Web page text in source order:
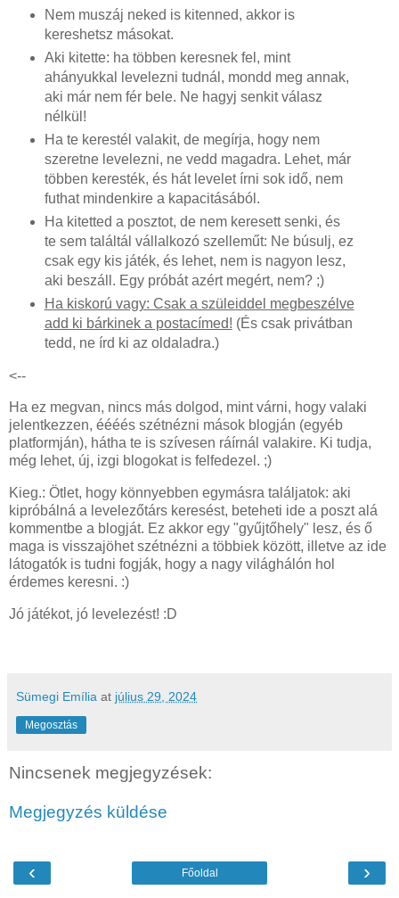
Nem muszáj neked is kitenned, akkor is
kereshetsz másokat.
Aki kitette: ha többen keresnek fel, mint
ahányukkal levelezni tudnál, mondd meg annak,
aki már nem fér bele. Ne hagyj senkit válasz
nélkül!
Ha te kerestél valakit, de megírja, hogy nem
szeretne levelezni, ne vedd magadra. Lehet, már
többen keresték, és hát levelet írni sok idő, nem
futhat mindenkire a kapacitásából.
Ha kitetted a posztot, de nem keresett senki, és
te sem találtál vállalkozó szelleműt: Ne búsulj, ez
csak egy kis játék, és lehet, nem is nagyon lesz,
aki beszáll. Egy próbát azért megért, nem? ;)
Ha kiskorú vagy: Csak a szüleiddel megbeszélve
add ki bárkinek a postacímed! (És csak privátban
tedd, ne írd ki az oldaladra.)
<--
Ha ez megvan, nincs más dolgod, mint várni, hogy valaki
jelentkezzen, éééés szétnézni mások blogján (egyéb
platformján), hátha te is szívesen ráírnál valakire. Ki tudja,
még lehet, új, izgi blogokat is felfedezel. ;)
Kieg.: Ötlet, hogy könnyebben egymásra találjatok: aki
kipróbálná a levelezőtárs keresést, beteheti ide a poszt alá
kommentbe a blogját. Ez akkor egy "gyűjtőhely" lesz, és ő
maga is visszajöhet szétnézni a többiek között, illetve az ide
látogatók is tudni fogják, hogy a nagy világhálón hol
érdemes keresni. :)
Jó játékot, jó levelezést! :D
Sümegi Emília at július 29, 2024
Megosztás
Nincsenek megjegyzések:
Megjegyzés küldése
‹ ›
Főoldal